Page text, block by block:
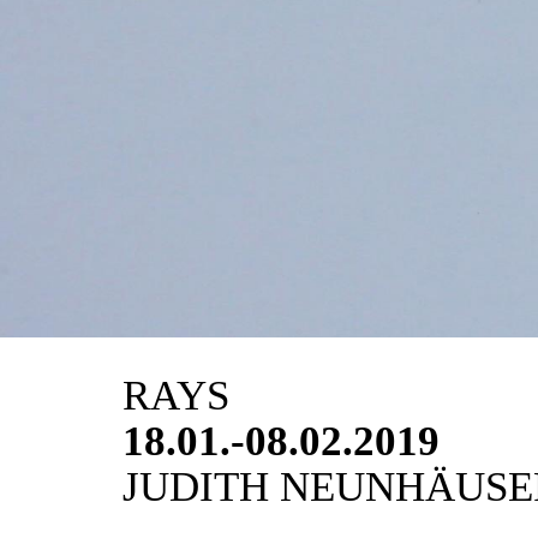
RAYS
18.01.-08.02.2019
JUDITH